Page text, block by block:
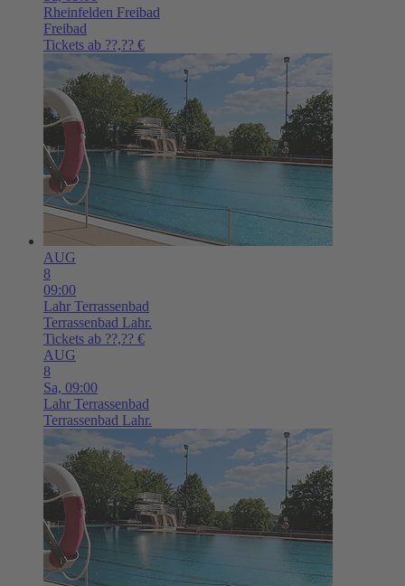
Rheinfelden Freibad
Freibad
Tickets ab ??,?? €
AUG
8
09:00
Lahr Terrassenbad
Terrassenbad Lahr.
Tickets ab ??,?? €
AUG
8
Sa, 09:00
Lahr Terrassenbad
Terrassenbad Lahr.